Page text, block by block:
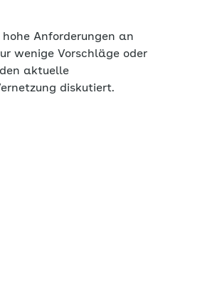
Anforderungen an
wenige Vorschläge oder
aktuelle
diskutiert.